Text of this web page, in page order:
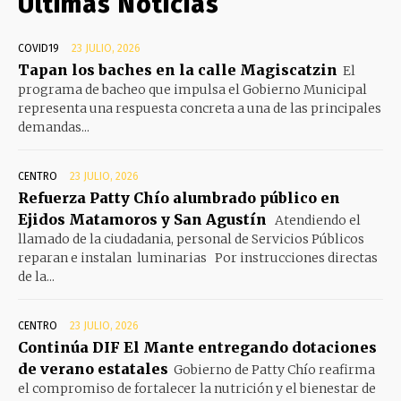
COVID19 23 JULIO, 2026
Tapan los baches en la calle Magiscatzin El
programa de bacheo que impulsa el Gobierno Municipal
representa una respuesta concreta a una de las principales
demandas...
CENTRO 23 JULIO, 2026
Refuerza Patty Chío alumbrado público en
Ejidos Matamoros y San Agustín Atendiendo el
llamado de la ciudadania, personal de Servicios Públicos
reparan e instalan luminarias Por instrucciones directas
de la...
CENTRO 23 JULIO, 2026
Continúa DIF El Mante entregando dotaciones
de verano estatales Gobierno de Patty Chío reafirma
el compromiso de fortalecer la nutrición y el bienestar de